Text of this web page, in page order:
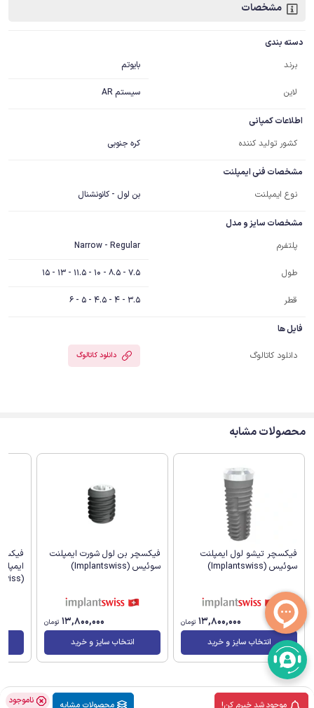
مشخصات
دسته بندی
برند
بایوتم
لاین سیستم AR
اطلاعات کمپانی
کشور تولید کننده
کره جنوبی
مشخصات فنی ایمپلنت
نوع ایمپلنت
بن لول - کانونشنال
مشخصات سایز و مدل
پلتفرم
Narrow - Regular
طول 7.5 - 8.5 - 10 - 11.5 - 13 - 15
قطر 3.5 - 4 - 4.5 - 5 - 6
فایل ها
دانلود کاتالوگ دانلود کاتالوگ
محصولات مشابه
فیکسچر تیشو لول ایمپلنت
سوئیس (Implantswiss)
13,800,000 تومان
انتخاب سایز و خرید
فیکسچر بن لول شورت ایمپلنت
سوئیس (Implantswiss)
13,800,000 تومان
انتخاب سایز و خرید
(Implantswiss)
موجود شد خبرم کن! ناموجود محصولات مشابه